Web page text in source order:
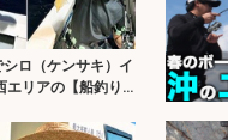
ロ（ケンサキ）イ
エリアの【船釣り